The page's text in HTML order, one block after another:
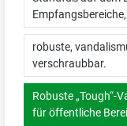
robuste,
verschraubbar.
Robuste „Tough“-
für öffentliche